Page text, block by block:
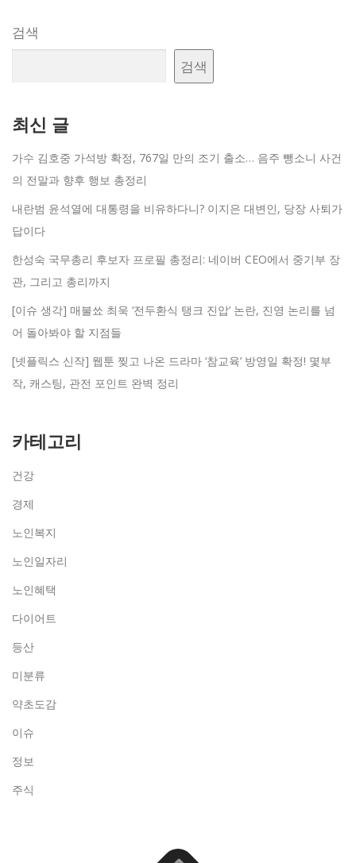
검색
검색
최신 글
가수 김호중 가석방 확정, 767일 만의 조기 출소… 음주 뺑소니 사건
의 전말과 향후 행보 총정리
내란범 윤석열에 대통령을 비유하다니? 이지은 대변인, 당장 사퇴가
답이다
한성숙 국무총리 후보자 프로필 총정리: 네이버 CEO에서 중기부 장
관, 그리고 총리까지
[이슈 생각] 매불쑈 최욱 ‘전두환식 탱크 진압’ 논란, 진영 논리를 넘
어 돌아봐야 할 지점들
[넷플릭스 신작] 웹툰 찢고 나온 드라마 ‘참교육’ 방영일 확정! 몇부
작, 캐스팅, 관전 포인트 완벽 정리
카테고리
건강
경제
노인복지
노인일자리
노인혜택
다이어트
등산
미분류
약초도감
이슈
정보
주식